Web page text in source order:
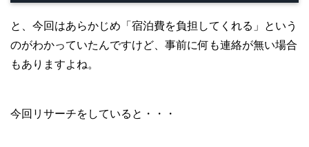
と、今回はあらかじめ「宿泊費を負担してくれる」という
のがわかっていたんですけど、事前に何も連絡が無い場合
もありますよね。
今回リサーチをしていると・・・